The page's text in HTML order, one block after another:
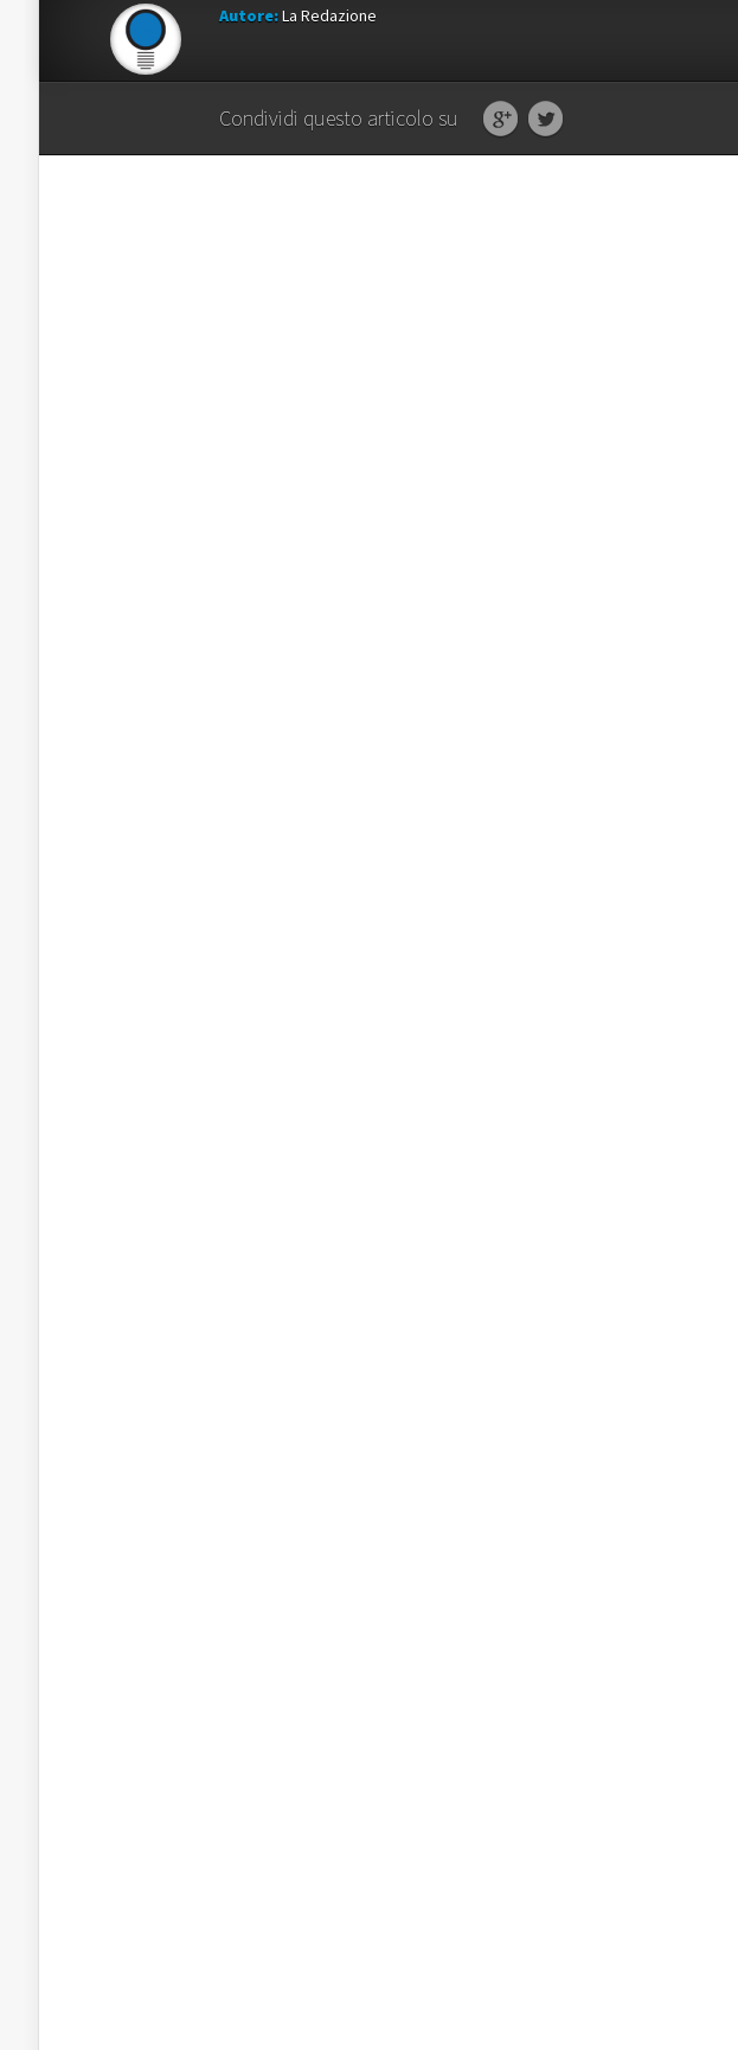
Autore:La Redazione
Condividi questo articolo su